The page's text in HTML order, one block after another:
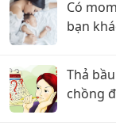
Có
bạn
Thả
chồng